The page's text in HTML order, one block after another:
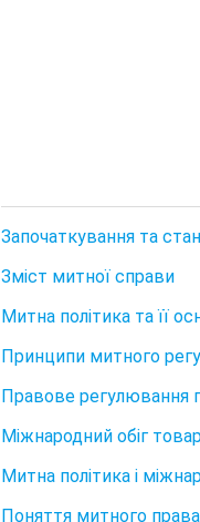
Започаткування та
Зміст митної справи
Митна політика та її
Принципи митного
Правове регулювання
Міжнародний обіг
Митна політика і
Поняття митного права